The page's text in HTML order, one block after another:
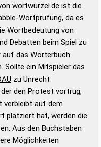
semantischen
zu
Wortform, um die
Spiel zu
Scrabble-
in 12 Bänden
und gutes
deutsche Grammatik
wortwurzel.de ist die
Wortprüfung, da es
Wortbedeutung von
Debatten beim Spiel zu
auf das Wörterbuch
Sollte ein Mitspieler das
zu Unrecht
den Protest vortrug,
verbleibt auf dem
platziert hat, werden die
Aus den Buchstaben
Möglichkeiten